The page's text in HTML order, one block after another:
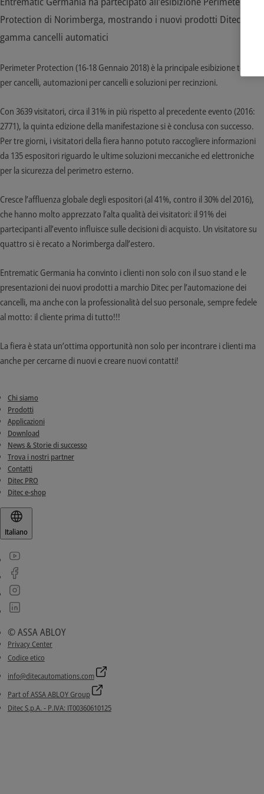
Protection di Norimberga, mostrando i nuovi prodotti Ditec della
gamma cancelli automatici
Perimeter Protection (16-18 Gennaio 2018) è la principale esibizione tedesca
per cancelli, automazioni per cancelli e soluzioni per recinzioni.
Con 3639 visitatori, circa il 31% in più rispetto al precedente evento (2016:
2771), la quinta edizione della manifestazione si è conclusa con successo.
Per tre giorni, i visitatori della fiera hanno potuto raccogliere informazioni
da 135 espositori riguardo le ultime soluzioni meccaniche ed elettroniche
per la sicurezza del perimetro esterno.
Cresce l’affluenza globale degli espositori (al 41%, contro il 30% del 2016),
che hanno molto apprezzato l’alta qualità dei visitatori: il 91% dei
partecipanti all’evento influisce sulle decisioni di acquisto. Un visitatore su
quattro si è recato a Norimberga dall’estero.
Entrematic Germania ha convinto i clienti non solo con il suo stand e le
presentazioni dei nuovi prodotti a marchio Ditec per l’automazione dei
cancelli, ma anche con la professionalità del suo personale, sempre fedele
al motto: il cliente prima di tutto!!!
La fiera è stata un’ottima opportunità non solo per incontrare i clienti ma
anche per cercarne di nuovi e creare nuovi contatti!
Chi siamo
Prodotti
Applicazioni
Download
News & Storie di successo
Trova i nostri partner
Contatti
Ditec PRO
Ditec e-shop
Italiano
© ASSA ABLOY
Privacy Center
Codice etico
info@ditecautomations.com
Part of ASSA ABLOY Group
Ditec S.p.A. - P.IVA: IT00360610125